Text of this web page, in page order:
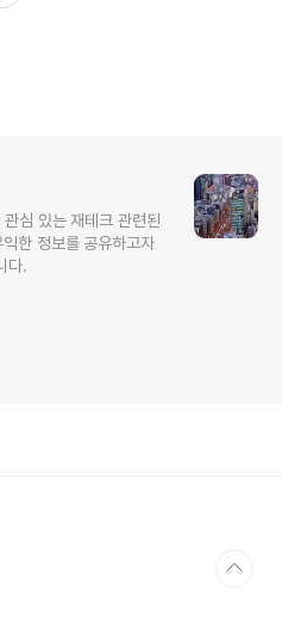
심 있는 재테크 관련된
한 정보를 공유하고자
다.